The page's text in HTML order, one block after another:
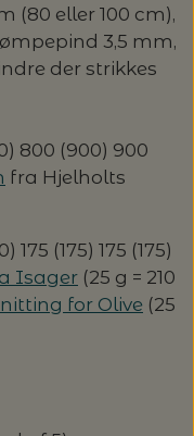
(80 eller 100 cm),
3,5 mm,
der strikkes
800 (900) 900
fra Hjelholts
(175) 175 (175)
Isager (25 g = 210
for Olive (25